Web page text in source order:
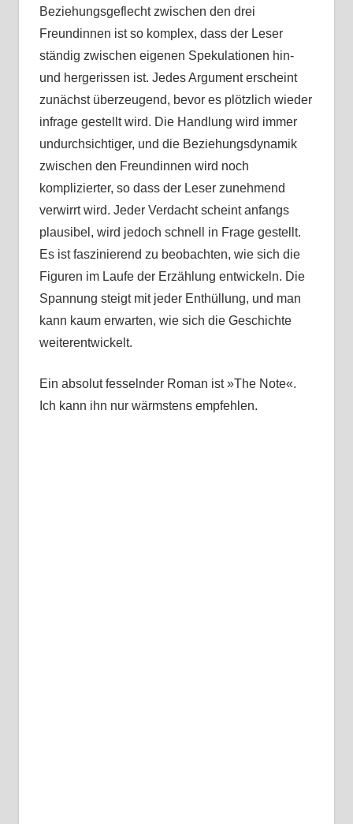
Beziehungsgeflecht zwischen den drei
Freundinnen ist so komplex, dass der Leser
ständig zwischen eigenen Spekulationen hin-
und hergerissen ist. Jedes Argument erscheint
zunächst überzeugend, bevor es plötzlich wieder
infrage gestellt wird. Die Handlung wird immer
undurchsichtiger, und die Beziehungsdynamik
zwischen den Freundinnen wird noch
komplizierter, so dass der Leser zunehmend
verwirrt wird. Jeder Verdacht scheint anfangs
plausibel, wird jedoch schnell in Frage gestellt.
Es ist faszinierend zu beobachten, wie sich die
Figuren im Laufe der Erzählung entwickeln. Die
Spannung steigt mit jeder Enthüllung, und man
kann kaum erwarten, wie sich die Geschichte
weiterentwickelt.
Ein absolut fesselnder Roman ist »The Note«.
Ich kann ihn nur wärmstens empfehlen.